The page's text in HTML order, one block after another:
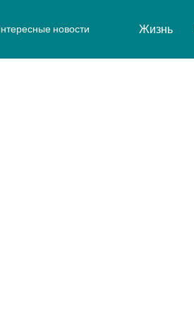
новости Жизнь